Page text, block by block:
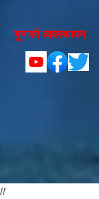
गुनासो व्यवस्थापन
//